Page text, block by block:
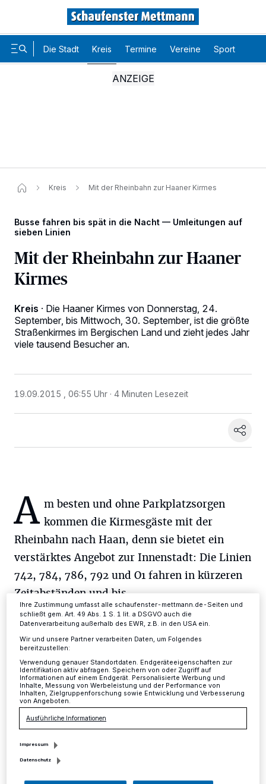
Die Stadt Kreis Termine Vereine Sport
Kreis Mit der Rheinbahn zur Haaner Kirmes
Busse fahren bis spät in die Nacht — Umleitungen auf
sieben Linien
Mit der Rheinbahn zur Haaner
Kirmes
Kreis · Die Haaner Kirmes von Donnerstag, 24.
September, bis Mittwoch, 30. September, ist die größte
Straßenkirmes im Bergischen Land und zieht jedes Jahr
viele tausend Besucher an.
19.09.2015 , 06:55 Uhr 4 Minuten Lesezeit
A m besten und ohne Parkplatzsorgen
kommen die Kirmesgäste mit der
Rheinbahn nach Haan, denn sie bietet ein
verstärktes Angebot zur Innenstadt: Die Linien
742, 784, 786, 792 und O1 fahren in kürzeren
Zeitabständen und bis
spät in die Nacht. Die meisten Busse sind bis
gegen 1 Uhr im Einsatz (Details siehe unter
den Liniennummern). Weitere Fahrzeuge
stehen zusätzlich auf Abruf bereit, um die
Besucher sicher nach Hause zu bringen.
Umleitungen:
Bereits ab Donnerstag, 24. September, 4 Uhr,
bis Mittwoch, 30. September, etwa 15 Uhr,
wird die Kaiserstraße gesperrt. Davon
Kennungen auf Ihrem Gerät zu. Durch Auswahl von OK aktivieren Sie
Tracking-Technologien für die unter „Wir und unsere Partner
verarbeiten Daten, um Ihnen Dienste bereitzustellen“ aufgeführten
Anzeigen möglicherweise nicht mehr so relevant für Sie. Sie können
dieses Menü jederzeit wieder aufrufen, um Ihre Einstellungen zu
ändern oder Ihre Einwilligung zu widerrufen, indem Sie auf den Link
Einstellungen oder Ablehnen am unteren Rand der Webseite klicken.
Ihre Einstellungen gelten innerhalb unseres Website. Weitere
Informationen finden Sie in unserer Datenschutzerklärung.
Ihre Zustimmung umfasst alle schaufenster-mettmann.de-Seiten und
schließt gem. Art. 49 Abs. 1 S. 1 lit. a DSGVO auch die
Datenverarbeitung außerhalb des EWR, z.B. in den USA ein.
Wir und unsere Partner verarbeiten Daten, um Folgendes
bereitzustellen:
Verwendung genauer Standortdaten. Endgeräteeigenschaften zur
Identifikation aktiv abfragen. Speichern von oder Zugriff auf
Informationen auf einem Endgerät. Personalisierte Werbung und
Inhalte, Messung von Werbeleistung und der Performance von
Inhalten, Zielgruppenforschung sowie Entwicklung und Verbesserung
von Angeboten.
Ausführliche Informationen
Impressum
Datenschutz